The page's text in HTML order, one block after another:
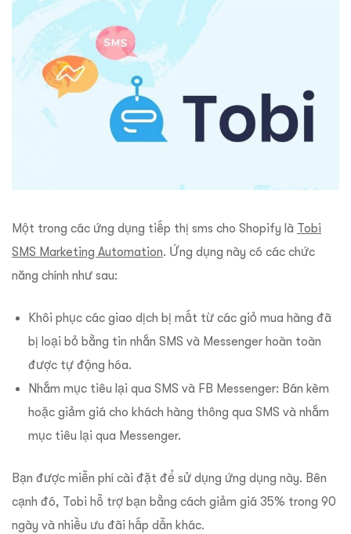
Một trong các ứng dụng tiếp thị sms cho Shopify là Tobi
SMS Marketing Automation. Ứng dụng này có các chức
năng chính như sau:
Khôi phục các giao dịch bị mất từ ​​các giỏ mua hàng đã
bị loại bỏ bằng tin nhắn SMS và Messenger hoàn toàn
được tự động hóa.
Nhắm mục tiêu lại qua SMS và FB Messenger: Bán kèm
hoặc giảm giá cho khách hàng thông qua SMS và nhắm
mục tiêu lại qua Messenger.
Bạn được miễn phí cài đặt để sử dụng ứng dụng này. Bên
cạnh đó, Tobi hỗ trợ bạn bằng cách giảm giá 35% trong 90
ngày và nhiều ưu đãi hấp dẫn khác.